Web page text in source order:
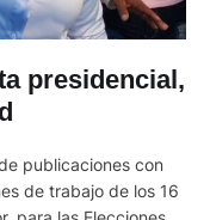
presidencial,
publicaciones con
de trabajo de los 16